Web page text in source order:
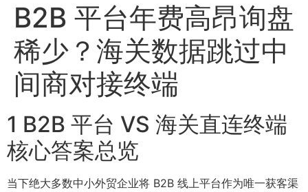
B2B 平台年费高昂询盘
稀少？海关数据跳过中
间商对接终端
1 B2B 平台 VS 海关直连终端
核心答案总览
当下绝大多数中小外贸企业将 B2B 线上平台作为唯一获客渠